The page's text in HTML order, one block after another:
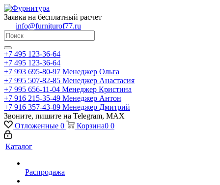
Заявка на бесплатный расчет
info@furniturof77.ru
+7 495 123-36-64
+7 495 123-36-64
+7 993 695-80-97 Менеджер Ольга
+7 995 507-82-85 Менеджер Анастасия
+7 995 656-11-04 Менеджер Кристина
+7 916 215-35-49 Менеджер Антон
+7 916 357-43-89 Менеджер Дмитрий
Звоните, пишите на Telegram, MAX
Отложенные 0 Корзина0 0
Каталог
Распродажа